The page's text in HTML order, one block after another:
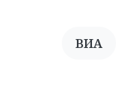
ВИА